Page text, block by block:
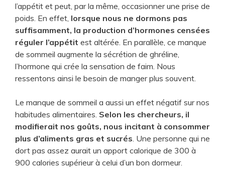
l’appétit et peut, par la même, occasionner une prise de
poids. En effet, lorsque nous ne dormons pas
suffisamment, la production d’hormones censées
réguler l’appétit est altérée. En parallèle, ce manque
de sommeil augmente la sécrétion de ghréline,
l’hormone qui crée la sensation de faim. Nous
ressentons ainsi le besoin de manger plus souvent.
Le manque de sommeil a aussi un effet négatif sur nos
habitudes alimentaires. Selon les chercheurs, il
modifierait nos goûts, nous incitant à consommer
plus d’aliments gras et sucrés. Une personne qui ne
dort pas assez aurait un apport calorique de 300 à
900 calories supérieur à celui d’un bon dormeur.